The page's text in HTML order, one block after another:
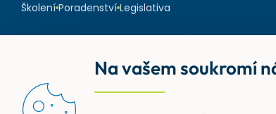
Školení Poradenství Legislativa
Na vašem soukromí